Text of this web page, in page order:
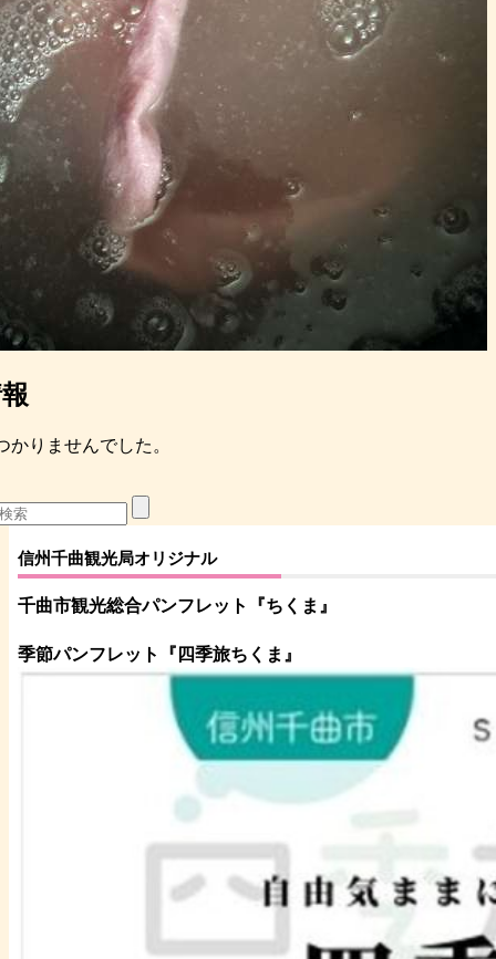
かりませんでした。
信州千曲観光局オリジナル
千曲市観光総合パンフレット 『ちくま 』
季節パンフレット『四季旅ちくま』